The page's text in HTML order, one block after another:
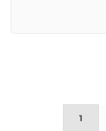
1